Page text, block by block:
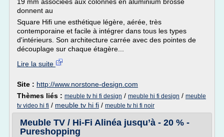
donnent au
Square Hifi une esthétique légère, aérée, très
contemporaine et facile à intégrer dans tous les types
d'intérieurs. Son architecture carrée avec des pointes de
découplage sur chaque étagère...
Lire la suite
Site : http://www.norstone-design.com
Thèmes liés : meuble tv hi fi design / meuble hi fi design / meuble
tv video hi fi / meuble tv hi fi / meuble tv hi fi noir
Meuble TV / Hi-Fi Alinéa jusqu’à - 20 % -
Pureshopping